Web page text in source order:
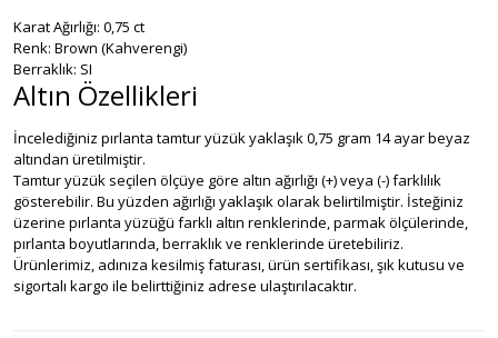
Karat Ağırlığı: 0,75 ct
Renk: Brown (Kahverengi)
Berraklık: SI
Altın Özellikleri
İncelediğiniz pırlanta tamtur yüzük yaklaşık 0,75 gram 14 ayar beyaz
altından üretilmiştir.
Tamtur yüzük seçilen ölçüye göre altın ağırlığı (+) veya (-) farklılık
gösterebilir. Bu yüzden ağırlığı yaklaşık olarak belirtilmiştir. İsteğiniz
üzerine pırlanta yüzüğü farklı altın renklerinde, parmak ölçülerinde,
pırlanta boyutlarında, berraklık ve renklerinde üretebiliriz.
Ürünlerimiz, adınıza kesilmiş faturası, ürün sertifikası, şık kutusu ve
sigortalı kargo ile belirttiğiniz adrese ulaştırılacaktır.